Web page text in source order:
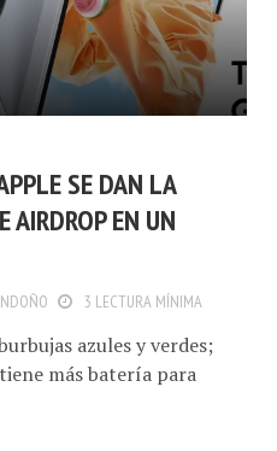
SE DAN LA
AIRDROP EN UN
3 LECTURA MÍNIMA
azules y verdes;
más batería para